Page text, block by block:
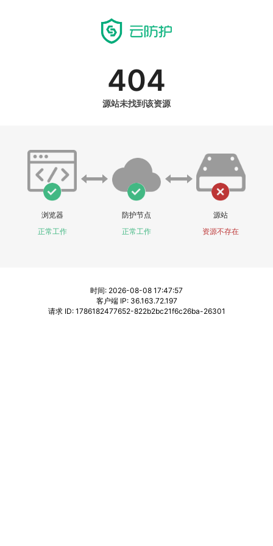
404
源站未找到该资源
浏览器
正常工作
防护节点
正常工作
源站
资源不存在
时间: 2026-08-08 17:47:57
客户端 IP: 36.163.72.197
请求 ID: 1786182477652-822b2bc21f6c26ba-26301